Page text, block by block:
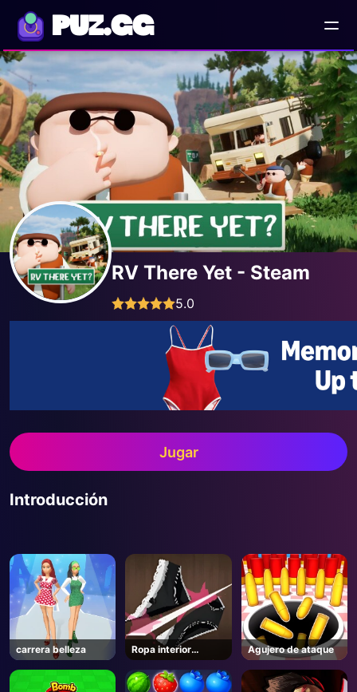
PUZ.GG
RV There Yet - Steam
5.0
Jugar
Introducción
carrera belleza
Ropa interior
cortada con cuchillo
en línea
Agujero de ataque